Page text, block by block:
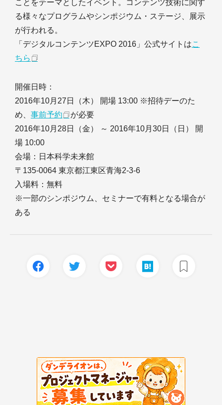
ことをテーマとしたイベント。コンテンツ技術に関す
る様々なプログラムやシンポジウム・ステージ、展示
が行われる。
「デジタルコンテンツEXPO 2016」公式サイトはこ
ちら
開催日時：
2016年10月27日（木） 開場 13:00 ※招待デーのた
め、 事前予約
が必要
2016年10月28日（金） ～ 2016年10月30日（日） 開
場 10:00
会場：日本科学未来館
〒135-0064 東京都江東区青海2-3-6
入場料：無料
※一部のシンポジウム、セミナーで有料となる場合が
ある